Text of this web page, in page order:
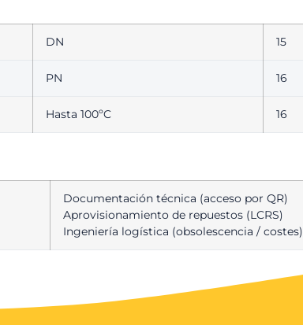
DN 15
PN 16
Hasta 100ºC 16
Documentación técnica (acceso por QR)
Aprovisionamiento de repuestos (LCRS)
Ingeniería logística (obsolescencia / costes)